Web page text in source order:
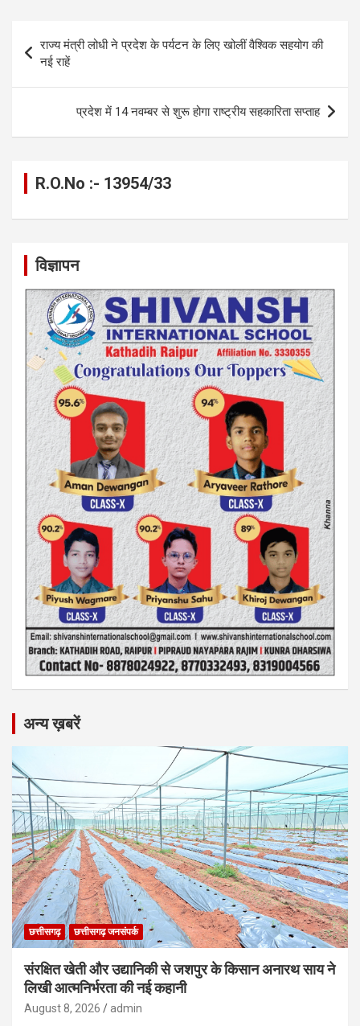
o
o
k
g A
p
p
a
n
navigation
राज्य मंत्री लोधी ने प्रदेश के पर्यटन के लिए खोलीं वैश्विक सहयोग की
नई राहें
प्रदेश में 14 नवम्बर से शुरू होगा राष्ट्रीय सहकारिता सप्ताह
R.O.No :- 13954/33
विज्ञापन
अन्य ख़बरें
छत्तीसगढ़ छत्तीसगढ़ जनसंपर्क
संरक्षित खेती और उद्यानिकी से जशपुर के किसान अनारथ साय ने
लिखी आत्मनिर्भरता की नई कहानी
August 8, 2026 admin